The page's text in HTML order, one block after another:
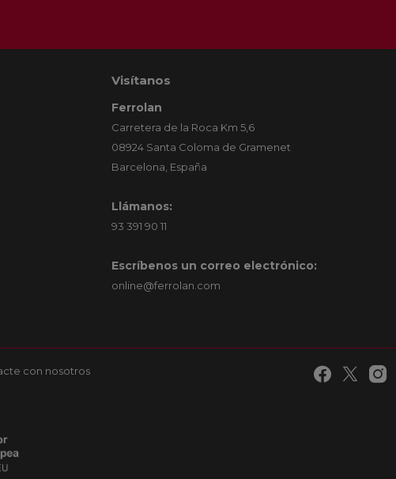
Visítanos
Ferrolan
Carretera de la Roca Km 5,6
08924 Santa Coloma de Gramenet
Barcelona, España
Llámanos:
93 391 90 11
Escríbenos un correo electrónico:
online@ferrolan.com
con nosotros